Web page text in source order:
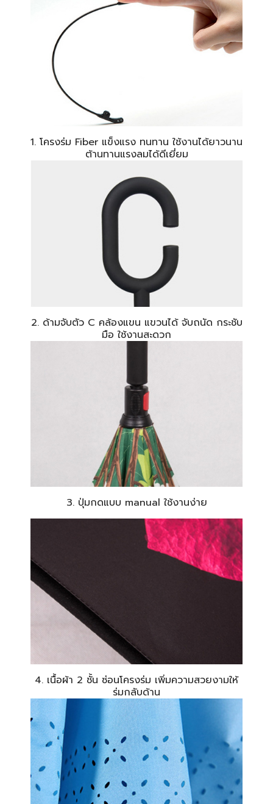
1. โครงร่ม Fiber แข็งแรง ทนทาน ใช้งานได้ยาวนาน
ต้านทานแรงลมได้ดีเยี่ยม
2. ด้ามจับตัว C คล้องแขน แขวนได้ จับถนัด กระชับ
มือ ใช้งานสะดวก
3. ปุ่มกดแบบ manual ใช้งานง่าย
4. เนื้อผ้า 2 ชั้น ซ่อนโครงร่ม เพิ่มความสวยงามให้
ร่มกลับด้าน